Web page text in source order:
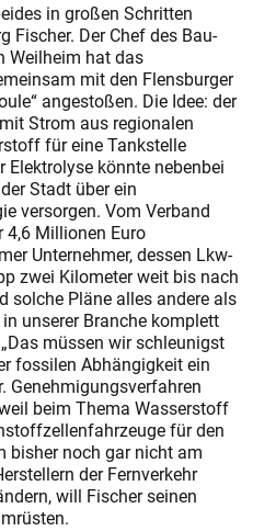
in großen Schritten
Fischer. Der Chef des Bau-
Weilheim hat das
mit den Flensburger
angestoßen. Die Idee: der
Strom aus regionalen
für eine Tankstelle
Elektrolyse könnte nebenbei
Stadt über ein
versorgen. Vom Verband
Millionen Euro
Unternehmer, dessen Lkw-
zwei Kilometer weit bis nach
solche Pläne alles andere als
unserer Branche komplett
müssen wir schleunigst
fossilen Abhängigkeit ein
Genehmigungsverfahren
beim Thema Wasserstoff
für den
bisher noch gar nicht am
der Fernverkehr
will Fischer seinen